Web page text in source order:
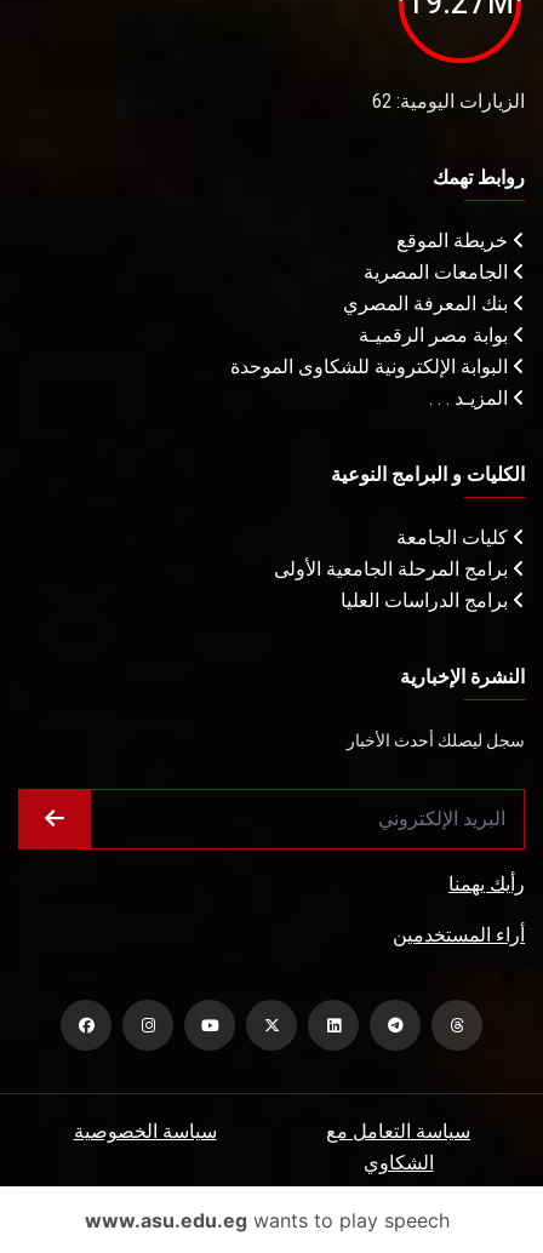
الزيارات اليومية: 62
روابط تهمك
خريطة الموقع
الجامعات المصرية
بنك المعرفة المصري
بوابة مصر الرقميـة
البوابة الإلكترونية للشكاوى الموحدة
المزيـد . . .
الكليات و البرامج النوعية
كليات الجامعة
برامج المرحلة الجامعية الأولى
برامج الدراسات العليا
النشرة الإخبارية
سجل ليصلك أحدث الأخبار
رأيك يهمنا
أراء المستخدمين
سياسة الخصوصية
سياسة التعامل مع
الشكاوي
الأسئلة الشائعة ميثاق المتعاملين www.asu.edu.egwants to play speech